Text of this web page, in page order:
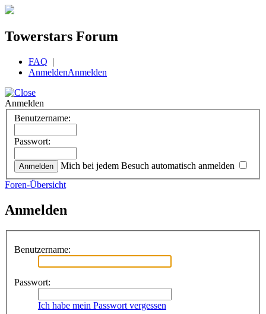
Towerstars Forum
FAQ |
AnmeldenAnmelden
Anmelden
Benutzername:
Passwort:
Mich bei jedem Besuch automatisch anmelden
Foren-Übersicht
Anmelden
Benutzername:
Passwort:
Ich habe mein Passwort vergessen